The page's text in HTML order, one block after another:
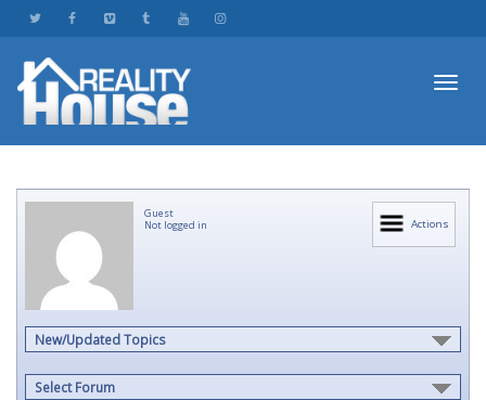
Actions
Guest
Not logged in
New/Updated Topics
Select Forum